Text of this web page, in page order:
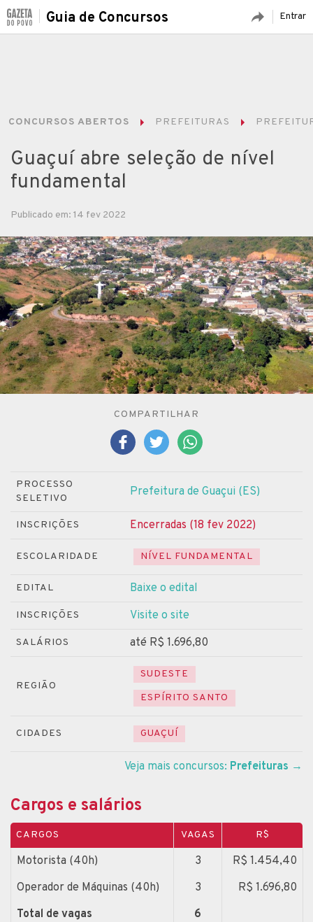
Entrar
Guia de Concursos
CONCURSOS ABERTOS PREFEITURAS
Guaçuí abre seleção de nível
fundamental
Publicado em: 14 fev 2022
COMPARTILHAR
PROCESSO
SELETIVO
Prefeitura de Guaçui (ES)
INSCRIÇÕES Encerradas (18 fev 2022)
ESCOLARIDADE NÍVEL FUNDAMENTAL
EDITAL Baixe o edital
INSCRIÇÕES Visite o site
SALÁRIOS até R$ 1.696,80
REGIÃO
SUDESTE
ESPÍRITO SANTO
CIDADES GUAÇUÍ
Veja mais concursos: Prefeituras →
Cargos e salários
CARGOS VAGAS R$
Motorista (40h) 3
R$ 1.454,40
Operador de Máquinas (40h)
3
R$ 1.696,80
Total de vagas
6